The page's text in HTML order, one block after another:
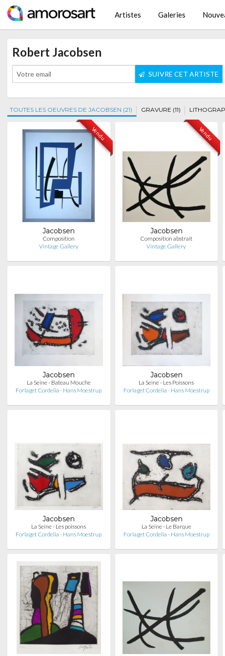
Artistes Galeries
Robert Jacobsen
SUIVRE CET ARTISTE
TOUTES LES OEUVRES DE JACOBSEN (21) GRAVURE (11)
Vendu
Jacobsen
Composition
Vintage Gallery
Vendu
Jacobsen
Composition abstrait
Vintage Gallery
Jacobsen
La Seine - Bateau Mouche
Forlaget Cordelia - Hans Moestrup
Jacobsen
La Seine - Les Poissons
Forlaget Cordelia - Hans Moestrup
Jacobsen
La Seine - Les poissons
Forlaget Cordelia - Hans Moestrup
Jacobsen
La Seine - Le Barque
Forlaget Cordelia - Hans Moestrup